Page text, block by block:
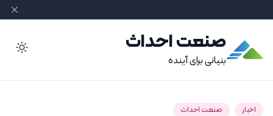
صنعت احداث
بنیانی برای آینده
اخبار صنعت احداث